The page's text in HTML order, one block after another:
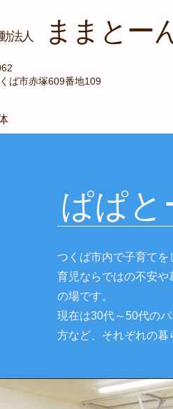
法人 ままとー
ば市赤塚609番地109
ぱぱと
つくば市内で子育て
育児ならではの不安
の場です。
現在は30代～50代の
方など、それぞれの